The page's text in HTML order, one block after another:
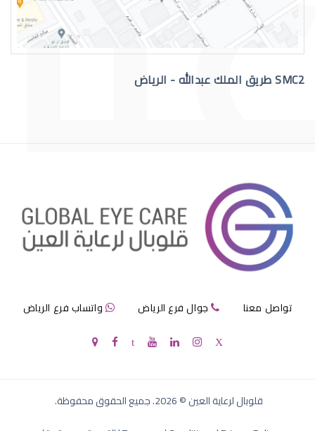
العدسات اللاصقة الصلبة واللينة
SMC2 طريق الملك عبدالله - الرياض
تواصل معنا جوال فرع الرياض واتساب فرع الرياض
قلوبال لرعاية العين©
2026. جميع الحقوق محفوظة.